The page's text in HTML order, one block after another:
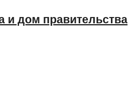
и дом правительства